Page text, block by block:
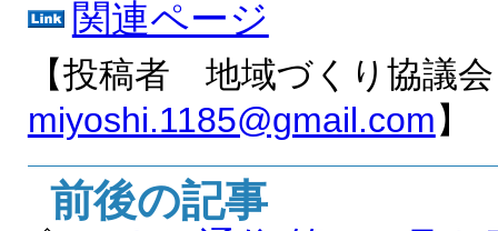
関連ページ
【投稿者 地域づくり協議
miyoshi.1185@gmail.com】
前後の記事